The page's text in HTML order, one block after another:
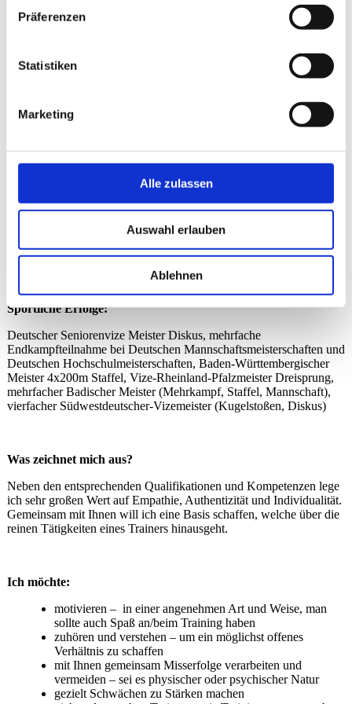
Präferenzen
Statistiken
Marketing
Alle zulassen
Auswahl erlauben
Ablehnen
- Functional Myofascial Trainer (Perform Better)
- Functional Fitness Experte
Sportliche Erfolge:
Deutscher Seniorenvize Meister Diskus, mehrfache
Endkampfteilnahme bei Deutschen Mannschaftsmeisterschaften und
Deutschen Hochschulmeisterschaften, Baden-Württembergischer
Meister 4x200m Staffel, Vize-Rheinland-Pfalzmeister Dreisprung,
mehrfacher Badischer Meister (Mehrkampf, Staffel, Mannschaft),
vierfacher Südwestdeutscher-Vizemeister (Kugelstoßen, Diskus)
Was zeichnet mich aus?
Neben den entsprechenden Qualifikationen und Kompetenzen lege
ich sehr großen Wert auf Empathie, Authentizität und Individualität.
Gemeinsam mit Ihnen will ich eine Basis schaffen, welche über die
reinen Tätigkeiten eines Trainers hinausgeht.
Ich möchte:
motivieren – in einer angenehmen Art und Weise, man
sollte auch Spaß an/beim Training haben
zuhören und verstehen – um ein möglichst offenes
Verhältnis zu schaffen
mit Ihnen gemeinsam Misserfolge verarbeiten und
vermeiden – sei es physischer oder psychischer Natur
gezielt Schwächen zu Stärken machen